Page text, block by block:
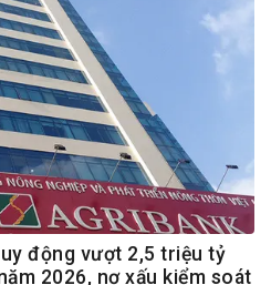
động vượt 2,5 triệu tỷ
2026, nợ xấu kiểm soát